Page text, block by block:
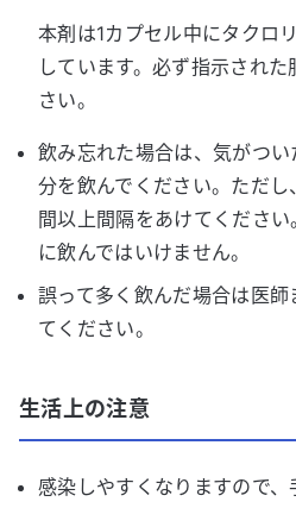
本剤は1カプセル中にタクロ
しています。必ず指示され
さい。
飲み忘れた場合は、気がつ
分を飲んでください。ただ
間以上間隔をあけてくださ
に飲んではいけません。
誤って多く飲んだ場合は医
てください。
生活上の注意
感染しやすくなりますので